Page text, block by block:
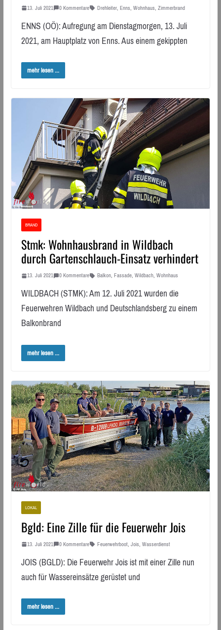
13. Juli 2021 0 Kommentare Drehleiter, Enns, Wohnhaus, Zimmerbrand
ENNS (OÖ): Aufregung am Dienstagmorgen, 13. Juli
2021, am Hauptplatz von Enns. Aus einem gekippten
mehr lesen ...
BRAND
Stmk: Wohnhausbrand in Wildbach
durch Gartenschlauch-Einsatz verhindert
13. Juli 2021 0 Kommentare Balkon, Fassade, Wildbach, Wohnhaus
WILDBACH (STMK): Am 12. Juli 2021 wurden die
Feuerwehren Wildbach und Deutschlandsberg zu einem
Balkonbrand
mehr lesen ...
LOKAL
Bgld: Eine Zille für die Feuerwehr Jois
13. Juli 2021 0 Kommentare Feuerwehrboot, Jois, Wasserdienst
JOIS (BGLD): Die Feuerwehr Jois ist mit einer Zille nun
auch für Wassereinsätze gerüstet und
mehr lesen ...